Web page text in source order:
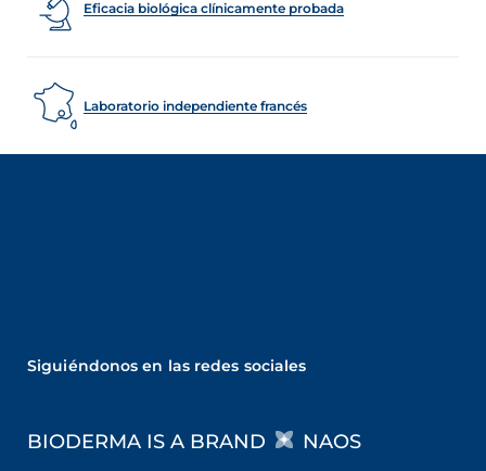
Eficacia biológica clínicamente probada
Laboratorio independiente francés
Siguiéndonos en las redes sociales
BIODERMA IS A BRAND NAOS